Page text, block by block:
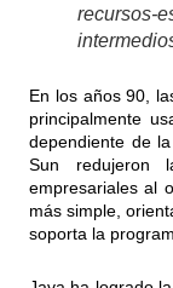
recursos-
En los años 90,
principalmente
dependiente de
Sun redujeron
empresariales al
más simple,
soporta la